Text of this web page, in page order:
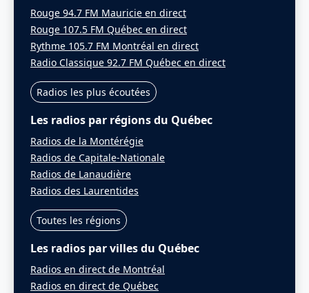
Rouge 94.7 FM Mauricie en direct
Rouge 107.5 FM Québec en direct
Rythme 105.7 FM Montréal en direct
Radio Classique 92.7 FM Québec en direct
Radios les plus écoutées
Les radios par régions du Québec
Radios de la Montérégie
Radios de Capitale-Nationale
Radios de Lanaudière
Radios des Laurentides
Toutes les régions
Les radios par villes du Québec
Radios en direct de Montréal
Radios en direct de Québec